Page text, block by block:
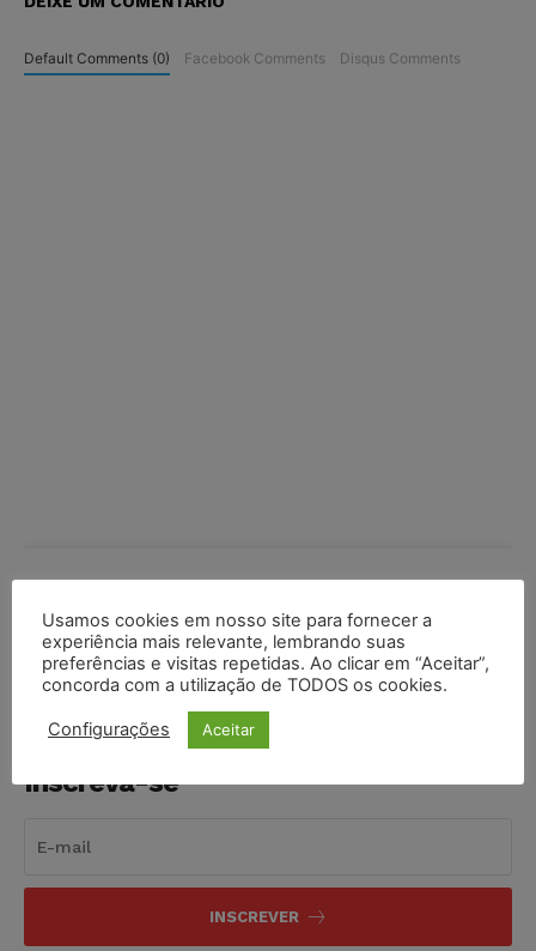
Default Comments (0) Facebook Comments Disqus Comments
Inscreva-se
INSCREVER
Usamos cookies em nosso site para fornecer a
experiência mais relevante, lembrando suas
preferências e visitas repetidas. Ao clicar em “Aceitar”,
concorda com a utilização de TODOS os cookies.
Configurações Aceitar